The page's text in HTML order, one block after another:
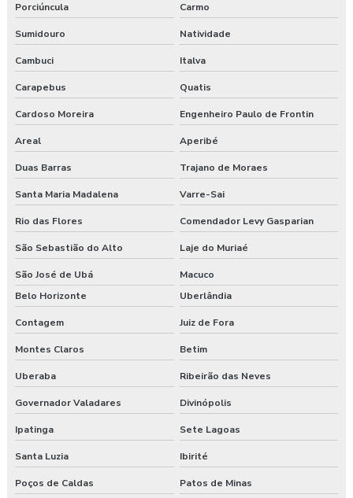
Empresa de saúde e segurança do trabalho
Empresa de segurança do trabalho
Empresa de treinamento segurança do trabalho
Empresas de segurança e saúde do trabalho
Esocial para segurança do trabalho
Esocial segurança do trabalho empresas
Exame admissional em pinhão
Exame admissional preço
Exame aso admissional
Exame aso preço
Exame aso valor
Exame demissional valor
Porciúncula Carmo
Sumidouro Natividade
Cambuci Italva
Carapebus Quatis
Cardoso Moreira Engenheiro Paulo de Frontin
Areal Aperibé
Duas Barras Trajano de Moraes
Santa Maria Madalena Varre-Sai
Rio das Flores Comendador Levy Gasparian
São Sebastião do Alto Laje do Muriaé
São José de Ubá
Macuco
Belo Horizonte
Uberlândia
Contagem Juiz de Fora
Montes Claros Betim
Uberaba Ribeirão das Neves
Governador Valadares Divinópolis
Ipatinga Sete Lagoas
Santa Luzia Ibirité
Poços de Caldas Patos de Minas